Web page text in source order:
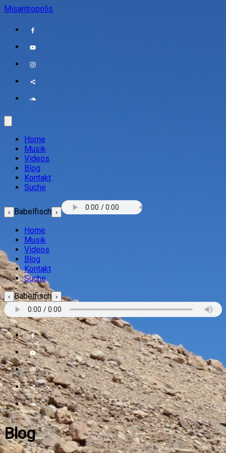
Misantropolis
Home
Musik
Videos
Blog
Kontakt
Suche
‹ Babelfisch ›
Home
Musik
Videos
Blog
Kontakt
Suche
‹ Babelfisch ›
Blog